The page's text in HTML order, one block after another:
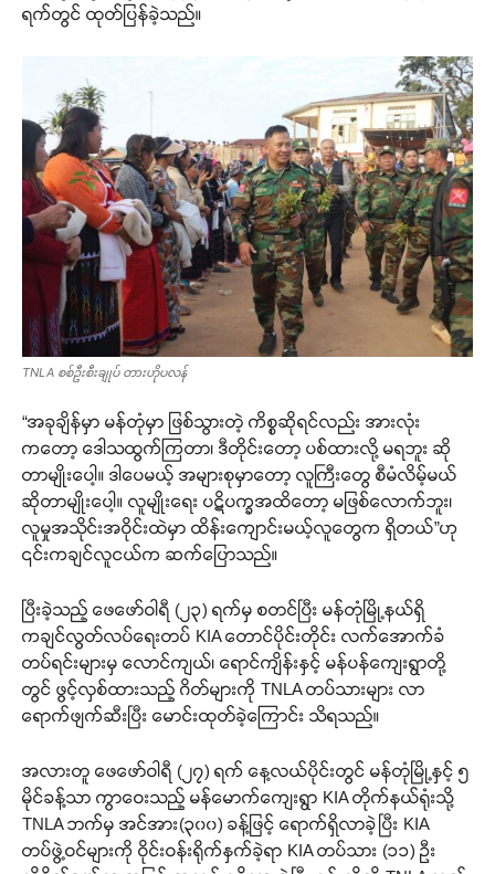
ရက်တွင် ထုတ်ပြန်ခဲ့သည်။
TNLA စစ်ဦးစီးချုပ် တားဟိုပလန်
“အခုချိန်မှာ မန်တုံမှာ ဖြစ်သွားတဲ့ ကိစ္စဆိုရင်လည်း အားလုံး
ကတော့ ဒေါသထွက်ကြတာ၊ ဒီတိုင်းတော့ ပစ်ထားလို့ မရဘူး ဆို
တာမျိုးပေါ့။ ဒါပေမယ့် အများစုမှာတော့ လူကြီးတွေ စီမံလိမ့်မယ်
ဆိုတာမျိုးပေါ့။ လူမျိုးရေး ပဋိပက္ခအထိတော့ မဖြစ်လောက်ဘူး၊
လူမှုအသိုင်းအဝိုင်းထဲမှာ ထိန်းကျောင်းမယ့်လူတွေက ရှိတယ်”ဟု
၎င်းကချင်လူငယ်က ဆက်ပြောသည်။
ပြီးခဲ့သည့် ဖေဖော်ဝါရီ (၂၃) ရက်မှ စတင်ပြီး မန်တုံမြို့နယ်ရှိ
ကချင်လွတ်လပ်ရေးတပ် KIA တောင်ပိုင်းတိုင်း လက်အောက်ခံ
တပ်ရင်းများမှ လောင်ကျယ်၊ ရောင်ကျိန်းနှင့် မန်ပန်ကျေးရွာတို့
တွင် ဖွင့်လှစ်ထားသည့် ဂိတ်များကို TNLA တပ်သားများ လာ
ရောက်ဖျက်ဆီးပြီး မောင်းထုတ်ခဲ့ကြောင်း သိရသည်။
အလားတူ ဖေဖော်ဝါရီ (၂၇) ရက် နေ့လယ်ပိုင်းတွင် မန်တုံမြို့နှင့် ၅
မိုင်ခန့်သာ ကွာဝေးသည့် မန်မောက်ကျေးရွာ KIA တိုက်နယ်ရုံးသို့
TNLA ဘက်မှ အင်အား(၃၀၀) ခန့်ဖြင့် ရောက်ရှိလာခဲ့ပြီး KIA
တပ်ဖွဲ့ဝင်များကို ဝိုင်းဝန်းရိုက်နှက်ခဲ့ရာ KIA တပ်သား (၁၁) ဦး